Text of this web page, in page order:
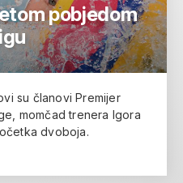
pobjedom
su članovi Premijer
momčad trenera Igora
dvoboja.